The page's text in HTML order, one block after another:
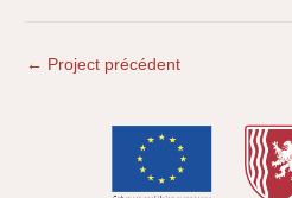
← Project précédent